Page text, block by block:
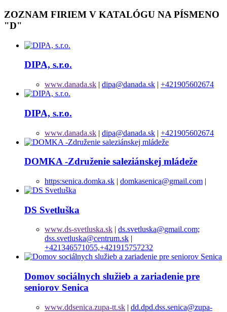
ZOZNAM FIRIEM V KATALÓGU NA PÍSMENO
"D"
DIPA, s.r.o.
www.danada.sk | dipa@danada.sk | +421905602674
DIPA, s.r.o.
www.danada.sk | dipa@danada.sk | +421905602674
DOMKA -Združenie saleziánskej mládeže
https:senica.domka.sk | domkasenica@gmail.com |
DS Svetluška
www.ds-svetluska.sk | ds.svetluska@gmail.com;
dss.svetluska@centrum.sk |
+421346571055,+421915757232
Domov sociálnych služieb a zariadenie pre
seniorov Senica
www.ddsenica.zupa-tt.sk | dd.dpd.dss.senica@zupa-